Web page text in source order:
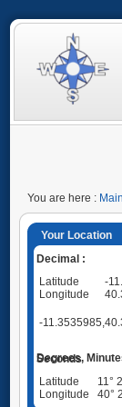
You are here :
Your Location
Decimal :
Latitude
-
Longitude
-
Degrees, Minutes & Seconds
Latitude
11°
Longitude
40°